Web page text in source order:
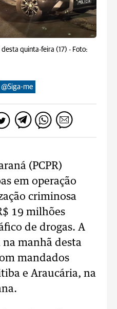
quinta-feira (17) - Foto:
@Siga-me
(PCPR)
em operação
criminosa
19 milhões
de drogas. A
manhã desta
mandados
e Araucária, na